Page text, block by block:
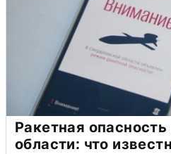
Ракетная
области: что